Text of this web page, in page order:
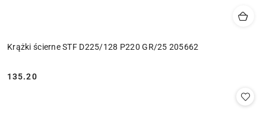
Krążki ścierne STF D225/128 P220 GR/25 205662
Cena:
135.20